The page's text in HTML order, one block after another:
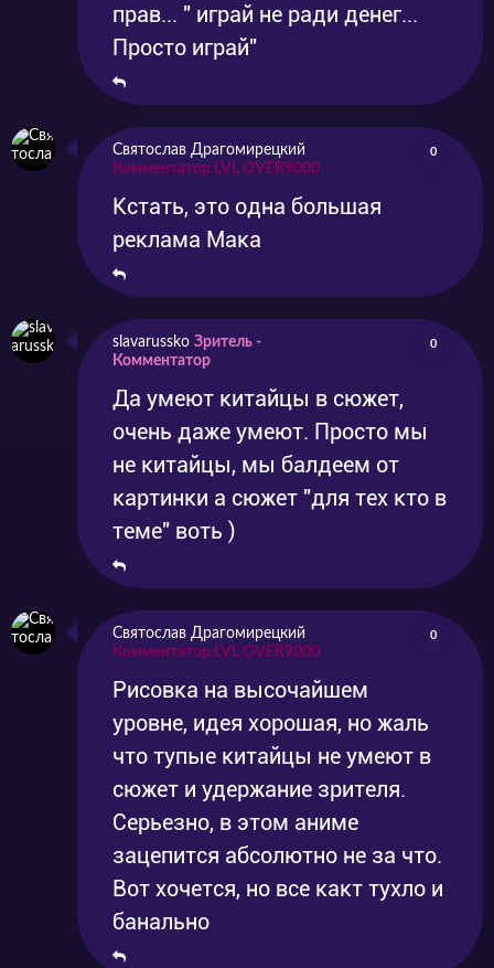
прав... " играй не ради денег...
Просто играй"
Святослав Драгомирецкий
Комментатор LVL OVER9000
0
Кстать, это одна большая
реклама Мака
slavarussko Зритель -
Комментатор
0
Да умеют китайцы в сюжет,
очень даже умеют. Просто мы
не китайцы, мы балдеем от
картинки а сюжет "для тех кто в
теме" воть )
Святослав Драгомирецкий
Комментатор LVL OVER9000
0
Рисовка на высочайшем
уровне, идея хорошая, но жаль
что тупые китайцы не умеют в
сюжет и удержание зрителя.
Серьезно, в этом аниме
зацепится абсолютно не за что.
Вот хочется, но все какт тухло и
банально